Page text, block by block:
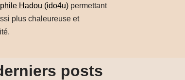
Hadou (ido4u)permettant
plus chaleureuse et
posts